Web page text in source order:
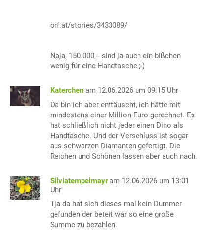
orf.at/stories/3433089/
Naja, 150.000,-- sind ja auch ein bißchen
wenig für eine Handtasche ;-)
Katerchen am 12.06.2026 um 09:15 Uhr
Da bin ich aber enttäuscht, ich hätte mit
mindestens einer Million Euro gerechnet. Es
hat schließlich nicht jeder einen Dino als
Handtasche. Und der Verschluss ist sogar
aus schwarzen Diamanten gefertigt. Die
Reichen und Schönen lassen aber auch nach.
Silviatempelmayr am 12.06.2026 um 13:01
Uhr
Tja da hat sich dieses mal kein Dummer
gefunden der beteit war so eine große
Summe zu bezahlen.